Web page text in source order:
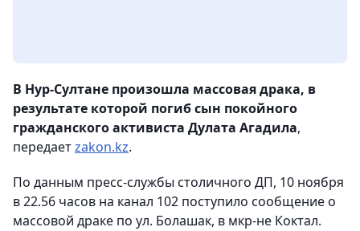
В Нур-Султане произошла массовая драка, в
результате которой погиб сын покойного
гражданского активиста Дулата Агадила,
передаетzakon.kz.
По данным пресс-службы столичного ДП, 10 ноября
в 22.56 часов на канал 102 поступило сообщение о
массовой драке по ул. Болашак, в мкр-не Коктал.